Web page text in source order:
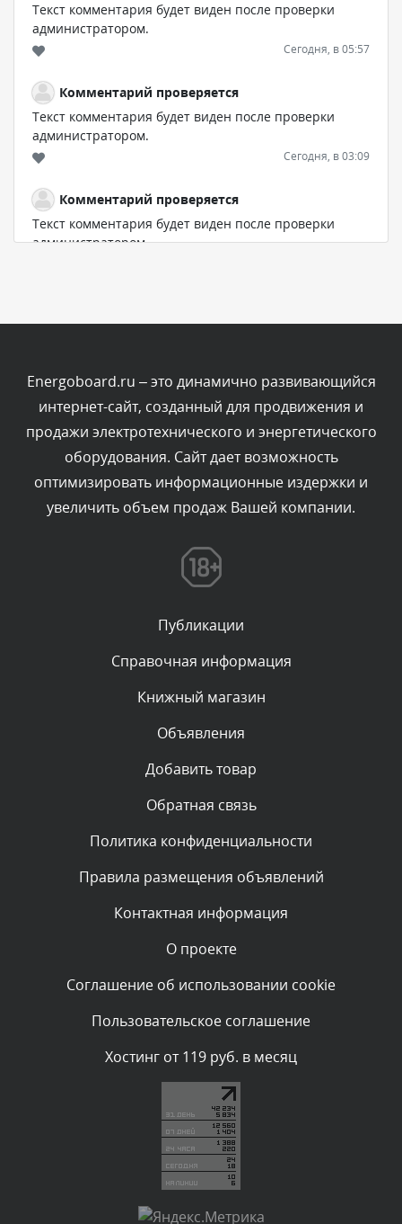
Текст комментария будет виден после проверки
администратором.
Сегодня, в 05:57
Комментарий проверяется
Текст комментария будет виден после проверки
администратором.
Сегодня, в 03:09
Комментарий проверяется
Текст комментария будет виден после проверки
администратором.
Комментарий проверяется
Текст комментария будет виден после проверки
администратором.
Сегодня, в 01:40
Комментарий проверяется
Текст комментария будет виден после проверки
Комментарий проверяется
Текст комментария будет виден после проверки
администратором.
Комментарий проверяется
Текст комментария будет виден после проверки
администратором.
Комментарий проверяется
администратором.
Комментарий проверяется
администратором.
Комментарий проверяется
Текст комментария будет виден после проверки
Комментарий проверяется
Текст комментария будет виден после проверки
администратором.
Energoboard.ru – это динамично развивающийся
интернет-сайт, созданный для продвижения и
продажи электротехнического и энергетического
оборудования. Сайт дает возможность
оптимизировать информационные издержки и
увеличить объем продаж Вашей компании.
Публикации
Справочная информация
Книжный магазин
Объявления
Добавить товар
Обратная связь
Политика конфиденциальности
Правила размещения объявлений
Контактная информация
О проекте
Соглашение об использовании cookie
Пользовательское соглашение
Хостинг от 119 руб. в месяц